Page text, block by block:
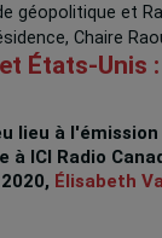
géopolitique et
Chaire
États-Unis
lieu à
à ICI Radio
Élisabeth